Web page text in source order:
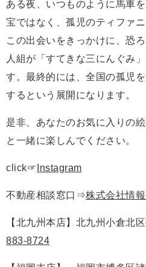
ある夜、いつものように馬車
宝ではなく、孤児のティファ
この出会いをきっかけに、恐
人組が「すてきな三にんぐみ
す。最終的には、全国の孤児
するという展開になります。
是非、あなたのお気に入りの
と一緒に楽しんでください。
click☞ Instagram
不動産相談窓口⇒株式会社情
【北九州本店】北九州小倉北
883-8724